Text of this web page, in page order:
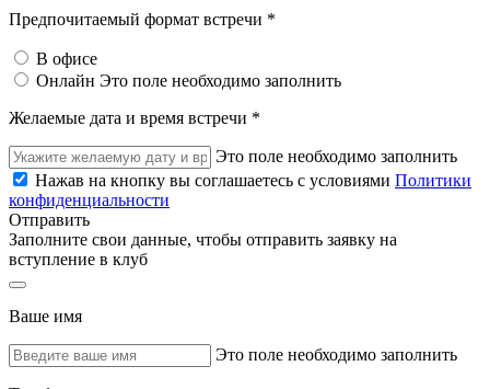
Предпочитаемый формат встречи *
В офисе
Онлайн Это поле необходимо заполнить
Желаемые дата и время встречи *
Это поле необходимо заполнить
Нажав на кнопку вы соглашаетесь с условиями Политики
конфиденциальности
Отправить
Заполните свои данные, чтобы отправить заявку на
вступление в клуб
Ваше имя
Это поле необходимо заполнить